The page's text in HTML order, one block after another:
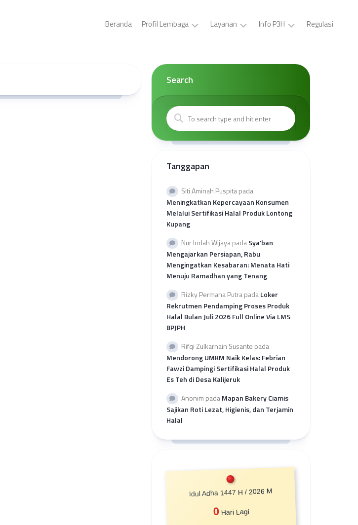
Beranda Profil Lembaga
YPS
Darul
Visi
Misi
Kepengurusan
Kantor
Provinsi
Layanan
P3H
Sertifikasi
Halal
Gratis
Halal
Reguler
Info P3H
ID
Tugas,
Brosur
P3H
Surat
Sehati
2026
Pengajuan
per
LP3H
Regulasi
Search
Tanggapan
Siti Aminah Puspitapada
Meningkatkan Kepercayaan Konsumen
Melalui Sertifikasi Halal Produk Lontong
Kupang
Nur Indah WijayapadaSya’ban
Mengajarkan Persiapan, Rabu
Mengingatkan Kesabaran: Menata Hati
Menuju Ramadhan yang Tenang
Rizky Permana PutrapadaLoker
Rekrutmen Pendamping Proses Produk
Halal Bulan Juli 2026 Full Online Via LMS
BPJPH
Rifqi Zulkarnain Susanto pada
Mendorong UMKM Naik Kelas: Febrian
Fawzi Dampingi Sertifikasi Halal Produk
Es Teh di Desa Kalijeruk
Anonim padaMapan Bakery Ciamis
Sajikan Roti Lezat, Higienis, dan Terjamin
Halal
Idul Adha 1447 H / 2026 M
0 Hari Lagi